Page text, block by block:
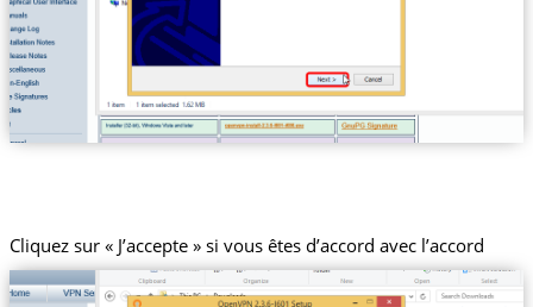
Cliquez sur « J’accepte » si vous êtes d’accord avec l’accord